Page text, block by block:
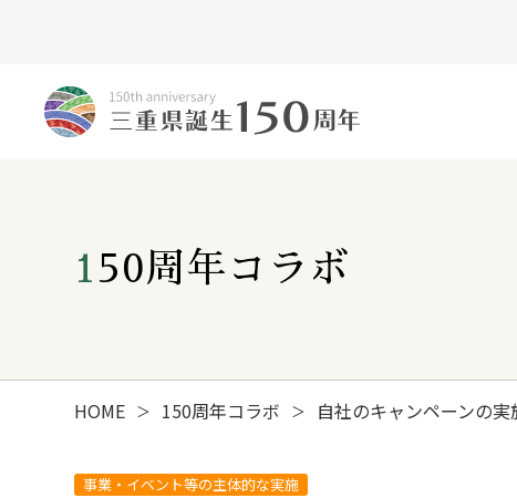
150周年コラボ
HOME ＞ 150周年コラボ ＞ 自社のキャンペーンの実
事業・イベント等の主体的な実施